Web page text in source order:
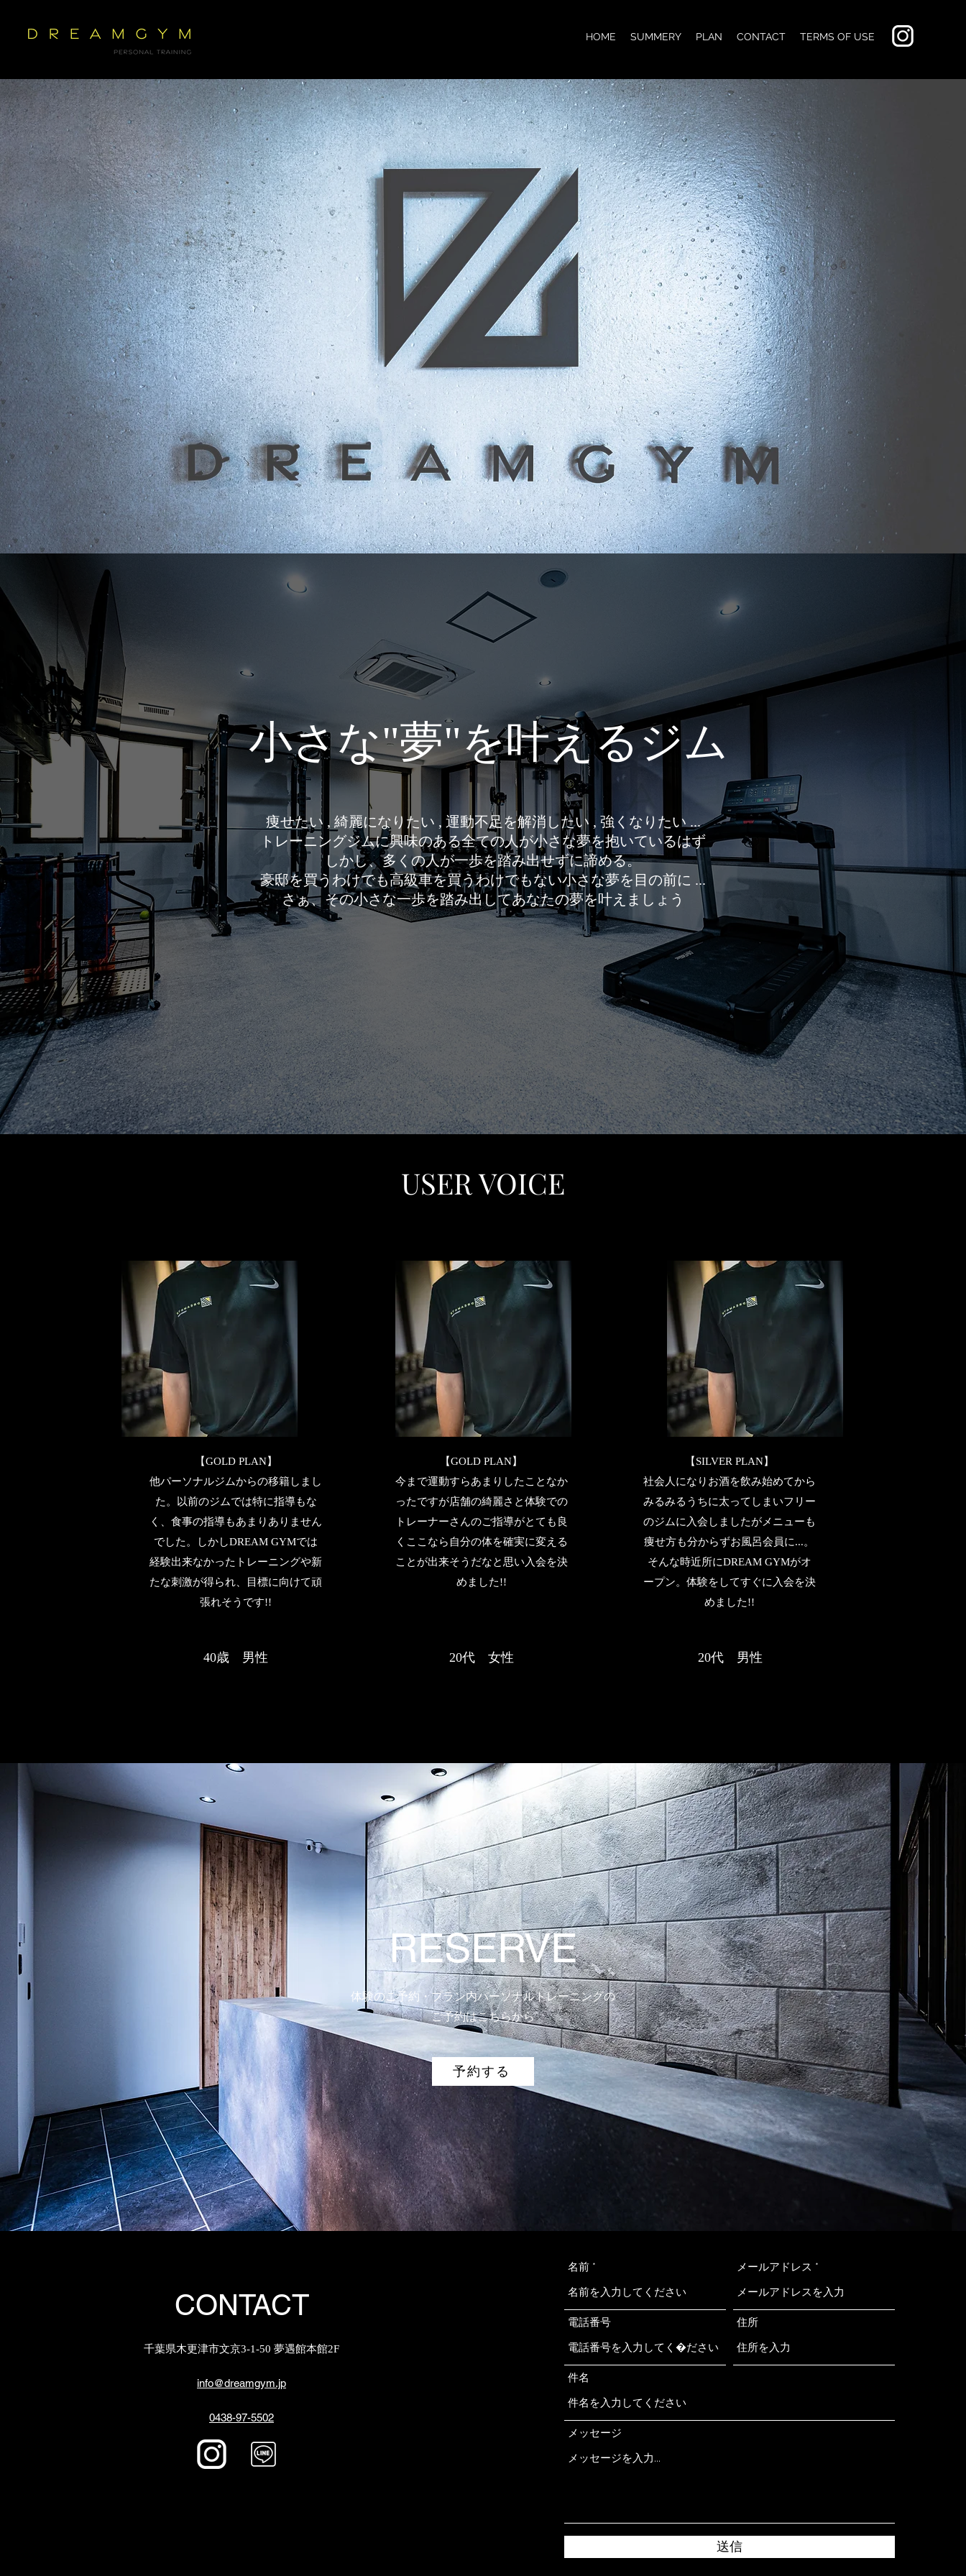
HOME SUMMERY PLAN CONTACT TERMS OF USE
小さな"夢"を叶えるジム
痩せたい , 綺麗になりたい , 運動不足を解消したい , 強くなりたい ...
トレーニングジムに興味のある全ての人が小さな夢を抱いているはず
しかし、多くの人が一歩を踏み出せずに諦める。
豪邸を買うわけでも高級車を買うわけでもない小さな夢を目の前に ...
さぁ、その小さな一歩を踏み出してあなたの夢を叶えましょう
USER VOICE
【GOLD PLAN】
他パーソナルジムからの移籍しまし
た。以前のジムでは特に指導もな
く、食事の指導もあまりありません
でした。しかしDREAM GYMでは
経験出来なかったトレーニングや新
たな刺激が得られ、目標に向けて頑
張れそうです!!
40歳 男性
【GOLD PLAN】
今まで運動すらあまりしたことなか
ったですが店舗の綺麗さと体験での
トレーナーさんのご指導がとても良
くここなら自分の体を確実に変える
ことが出来そうだなと思い入会を決
めました!!
20代 女性
【SILVER PLAN】
社会人になりお酒を飲み始めてから
みるみるうちに太ってしまいフリー
のジムに入会しましたがメニューも
痩せ方も分からずお風呂会員に...。
そんな時近所にDREAM GYMがオ
ープン。体験をしてすぐに入会を決
めました!!
20代 男性
​RESERVE
体験のご予約・プラン内パーソナルトレーニングの
​ご予約はこちらから
予約する
​CONTACT
千葉県木更津市文京3-1-50 夢遇館本館2F
info@dreamgym.jp
0438-97-5502
名前 メールアドレス
電話番号 住所
件名
メッセージ
送信